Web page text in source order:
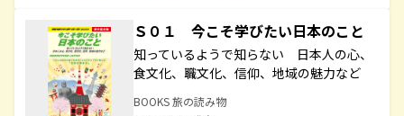
Ｓ０１ 今こそ学びたい日本のこと
知っているようで知らない 日本人の心、
食文化、職文化、信仰、地域の魅力など
BOOKS 旅の読み物